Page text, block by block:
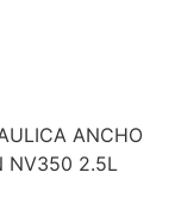
ANCHO
NV350 2.5L